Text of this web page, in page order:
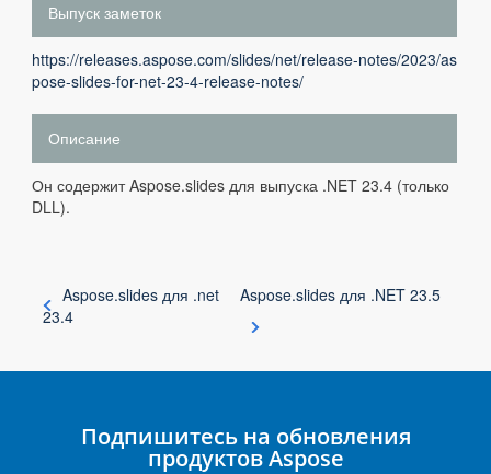
Выпуск заметок
https://releases.aspose.com/slides/net/release-notes/2023/as
pose-slides-for-net-23-4-release-notes/
Описание
Он содержит Aspose.slides для выпуска .NET 23.4 (только
DLL).
Aspose.slides для .net
23.4
Aspose.slides для .NET 23.5
Подпишитесь на обновления
продуктов Aspose